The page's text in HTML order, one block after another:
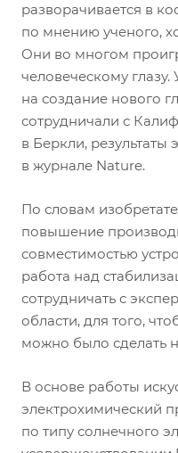
разворачивается в
по мнению ученого,
Они во многом
человеческому
на создание нового
сотрудничали с
в Беркли,
в журнале Nature.
По словам
повышение
совместимостью
работа над
сотрудничать с
области, для того,
можно было сделать
В основе работы
электрохимический
по типу солнечного